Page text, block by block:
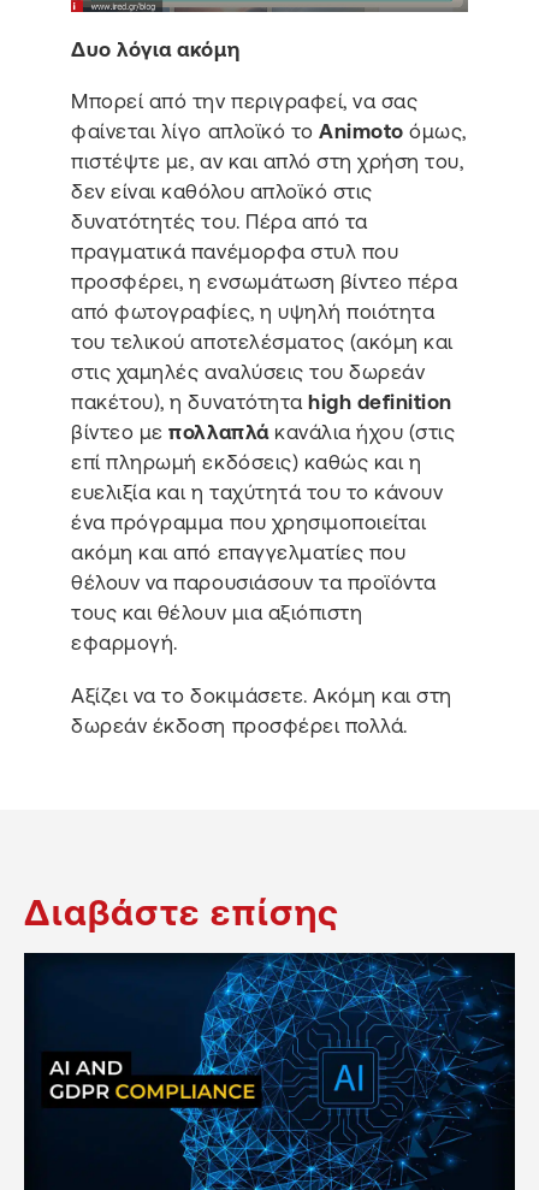
Δυο λόγια ακόμη
Μπορεί από την περιγραφεί, να σας
φαίνεται λίγο απλοϊκό τοAnimoto όμως,
πιστέψτε με, αν και απλό στη χρήση του,
δεν είναι καθόλου απλοϊκό στις
δυνατότητές του. Πέρα από τα
πραγματικά πανέμορφα στυλ που
προσφέρει, η ενσωμάτωση βίντεο πέρα
από φωτογραφίες, η υψηλή ποιότητα
του τελικού αποτελέσματος (ακόμη και
στις χαμηλές αναλύσεις του δωρεάν
πακέτου), η δυνατότηταhigh definition
βίντεο μεπολλαπλάκανάλια ήχου (στις
επί πληρωμή εκδόσεις) καθώς και η
ευελιξία και η ταχύτητά του το κάνουν
ένα πρόγραμμα που χρησιμοποιείται
ακόμη και από επαγγελματίες που
θέλουν να παρουσιάσουν τα προϊόντα
τους και θέλουν μια αξιόπιστη
εφαρμογή.
Αξίζει να το δοκιμάσετε. Ακόμη και στη
δωρεάν έκδοση προσφέρει πολλά.
Διαβάστε επίσης